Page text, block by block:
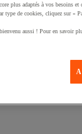
plus adaptés à vos besoins
de cookies, cliquez sur «
aussi ! Pour en savoir